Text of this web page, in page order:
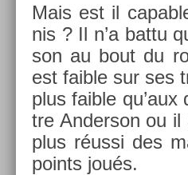
Mais est il
nis ? Il n’a battu
son au bout du
est faib­le sur ses
plus faib­le
tre An­der­son ou il
plus réussi des
points joués.